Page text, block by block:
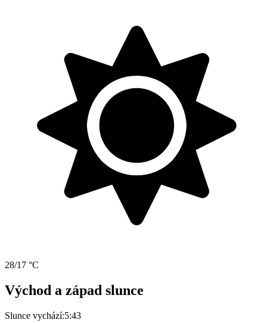
28/17 °C
Východ a západ slunce
Slunce vychází:5:43